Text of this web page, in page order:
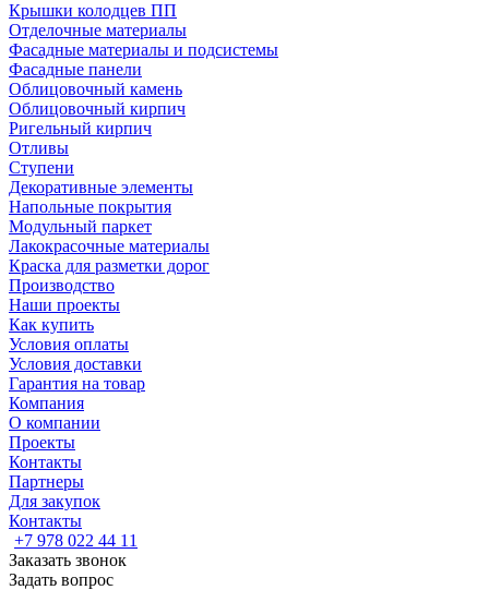
Крышки колодцев ПП
Отделочные материалы
Фасадные материалы и подсистемы
Фасадные панели
Облицовочный камень
Облицовочный кирпич
Ригельный кирпич
Отливы
Ступени
Декоративные элементы
Напольные покрытия
Модульный паркет
Лакокрасочные материалы
Краска для разметки дорог
Производство
Наши проекты
Как купить
Условия оплаты
Условия доставки
Гарантия на товар
Компания
О компании
Проекты
Контакты
Партнеры
Для закупок
Контакты
+7 978 022 44 11
Заказать звонок
Задать вопрос